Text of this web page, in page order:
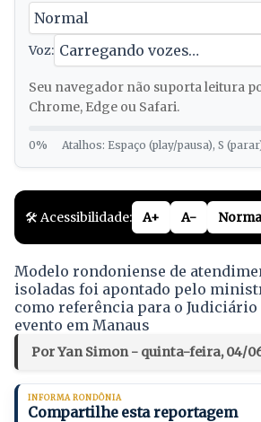
Voz:
Seu navegador não suporta leitura
Chrome, Edge ou Safari.
0% Atalhos: Espaço (play/pausa), S
🛠️ Acessibilidade: A+ A-
Modelo rondoniense de
isoladas foi apontado pelo
como referência para o
evento em Manaus
Por Yan Simon - quinta-feira, 04/
INFORMA RONDÔNIA
Compartilhe esta reportagem